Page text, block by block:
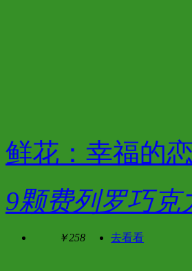
鲜花：幸福的
9颗费列罗巧克
￥258 去看看